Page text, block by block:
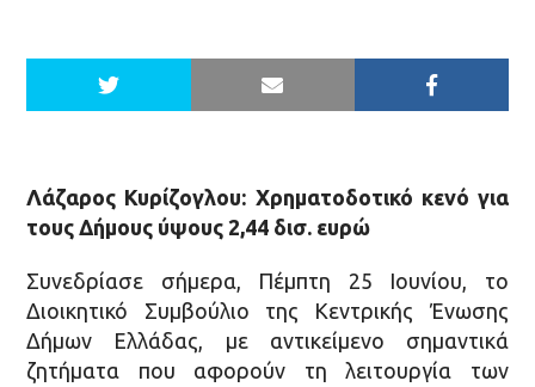
Λάζαρος Κυρίζογλου: Χρηματοδοτικό κενό για
τους Δήμους ύψους 2,44 δισ. ευρώ
Συνεδρίασε σήμερα, Πέμπτη 25 Ιουνίου, το
Διοικητικό Συμβούλιο της Κεντρικής Ένωσης
Δήμων Ελλάδας, με αντικείμενο σημαντικά
ζητήματα που αφορούν τη λειτουργία των